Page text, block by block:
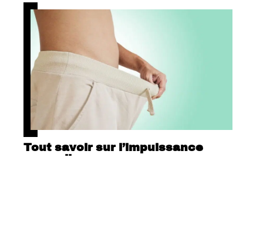
Tout savoir sur l’impuissance
masculine